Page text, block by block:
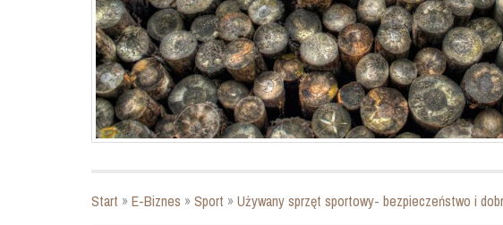
Start »E-Biznes »Sport »Używany sprzęt sportowy- bezpieczeństwo i